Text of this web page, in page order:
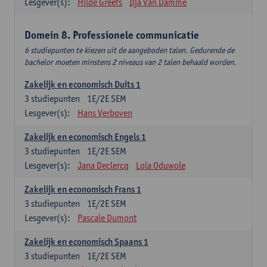
Domein 8. Professionele communicatie
6 studiepunten te kiezen uit de aangeboden talen. Gedurende de
bachelor moeten minstens 2 niveaus van 2 talen behaald worden.
Zakelijk en economisch Duits 1
1E/2E SEM
3 studiepunten
Lesgever(s):
Hans Verboven
Zakelijk en economisch Engels 1
1E/2E SEM
3 studiepunten
Lesgever(s):
Jana Declercq Lola Oduwole
Zakelijk en economisch Frans 1
1E/2E SEM
3 studiepunten
Lesgever(s):
Pascale Dumont
Zakelijk en economisch Spaans 1
1E/2E SEM
3 studiepunten